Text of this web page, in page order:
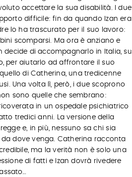
accettare la sua disabilità. I due
difficile: fin da quando Izan era
lo ha trascurato per il suo lavoro:
scomparsi. Ma ora è anziano e
decide di accompagnarlo in Italia, sul
per aiutarlo ad affrontare il suo
di Catherina, una tredicenne
Una volta lì, però, i due scoprono
sono quelle che sembrano:
in un ospedale psichiatrico
tredici anni. La versione della
e, in più, nessuno sa chi sia
da dove venga. Catherina racconta
ma la verità non è solo una
di fatti e Izan dovrà rivedere